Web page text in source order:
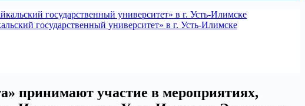
государственный университет» в г. Усть-Илимске
принимают участие в мероприятиях,